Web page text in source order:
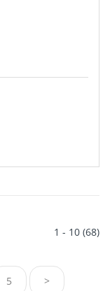
1 - 10 (68)
5 >